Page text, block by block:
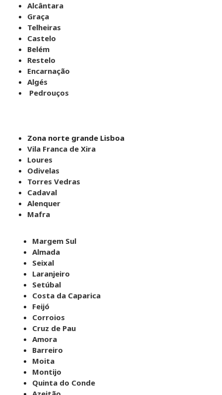
Alcântara
Graça
Telheiras
Castelo
Belém
Restelo
Encarnação
Algés
Pedrouços
Zona norte grande Lisboa
Vila Franca de Xira
Loures
Odivelas
Torres Vedras
Cadaval
Alenquer
Mafra
Margem Sul
Almada
Seixal
Laranjeiro
Setúbal
Costa da Caparica
Feijó
Corroios
Cruz de Pau
Amora
Barreiro
Moita
Montijo
Quinta do Conde